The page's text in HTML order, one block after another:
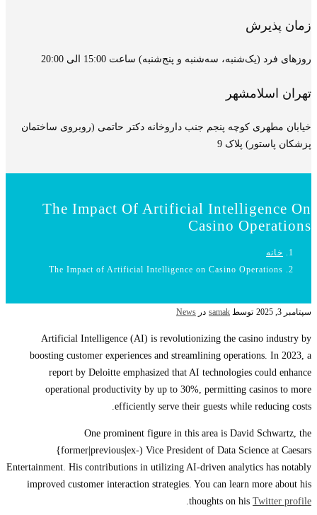
زمان پذیرش
روزهای فرد (یک‌شنبه، سه‌شنبه و پنج‌شنبه) ساعت 15:00 الی 20:00
تهران اسلامشهر
خیابان مطهری کوچه پنجم جنب داروخانه دکتر حاتمی (روبروی ساختمان
پزشکان پاستور) پلاک 9
The Impact Of Artificial Intelligence On
Casino Operations
خانه
The Impact of Artificial Intelligence on Casino Operations
سپتامبر 3, 2025 توسط samak در News
Artificial Intelligence (AI) is revolutionizing the casino industry by
boosting customer experiences and streamlining operations. In 2023, a
report by Deloitte emphasized that AI technologies could enhance
operational productivity by up to 30%, permitting casinos to more
efficiently serve their guests while reducing costs.
One prominent figure in this area is David Schwartz, the
{former|previous|ex-) Vice President of Data Science at Caesars
Entertainment. His contributions in utilizing AI-driven analytics has notably
improved customer interaction strategies. You can learn more about his
thoughts on his Twitter profile
.